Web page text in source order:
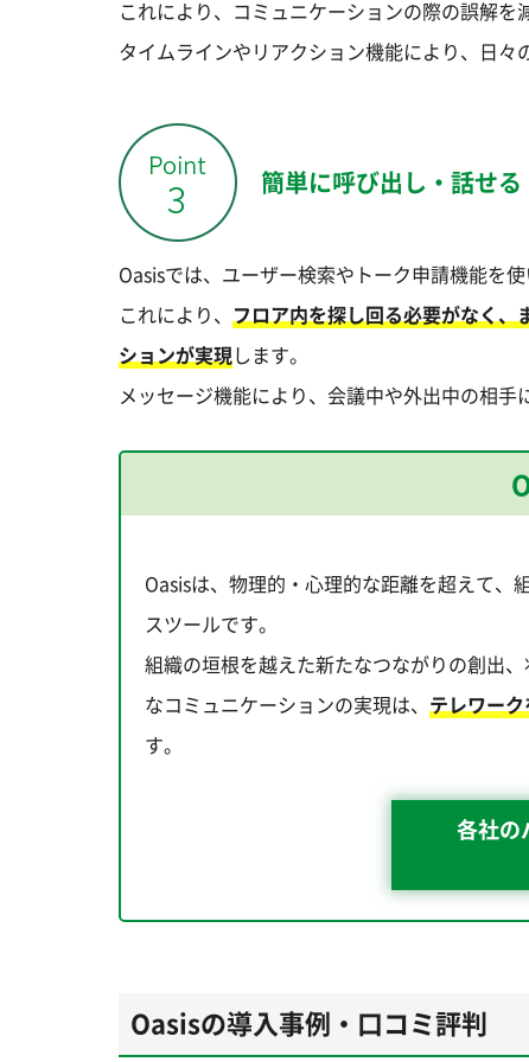
これにより、コミュニケーションの際の誤解を
タイムラインやリアクション機能により、日々
簡単に呼び出し・話せる
Oasisでは、ユーザー検索やトーク申請機能を
これにより、 フロア内を探し回る必要がなく
ションが実現します。
メッセージ機能により、会議中や外出中の相手
Oasisは、物理的・心理的な距離を超えて
スツールです。
組織の垣根を越えた新たなつながりの創出
なコミュニケーションの実現は、 テレワー
す。
各社の
Oasisの導入事例・口コミ評判